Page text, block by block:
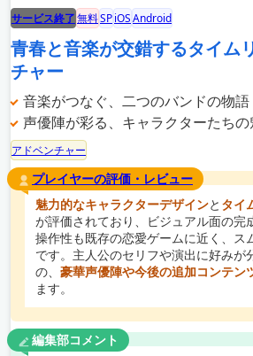
サービス終了無料SPiOSAndroid
青春と音楽が交錯するタイム
チャー
音楽がつなぐ、二つのバンドの物語
声優陣が彩る、キャラクターたちの
アドベンチャー
プレイヤーの評価・レビュー
魅力的なキャラクターデザインと タイ
が評価されており、ビジュアル面の完
操作性も既存の恋愛ゲームに近く、ス
です。主人公のセリフや演出に好みが
の、 豪華声優陣や今後の追加コンテン
ます。
編集部コメント